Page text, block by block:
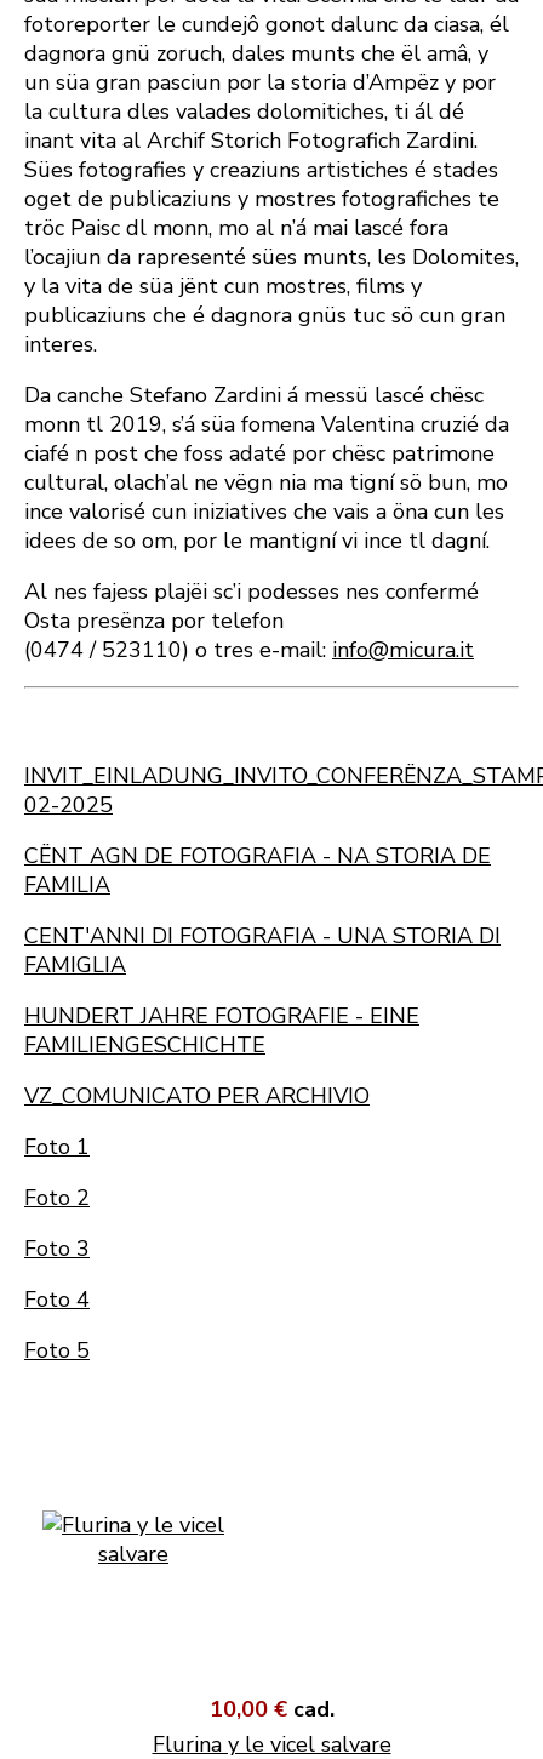
fotoreporter le cundejô gonot dalunc da ciasa, él
dagnora gnü zoruch, dales munts che ël amâ, y
un süa gran pasciun por la storia d’Ampëz y por
la cultura dles valades dolomitiches, ti ál dé
inant vita al Archif Storich Fotografich Zardini.
Sües fotografies y creaziuns artistiches é stades
oget de publicaziuns y mostres fotografiches te
tröc Paisc dl monn, mo al n’á mai lascé fora
l’ocajiun da rapresenté sües munts, les Dolomites,
y la vita de süa jënt cun mostres, films y
publicaziuns che é dagnora gnüs tuc sö cun gran
interes.
Da canche Stefano Zardini á messü lascé chësc
monn tl 2019, s’á süa fomena Valentina cruzié da
ciafé n post che foss adaté por chësc patrimone
cultural, olach’al ne vëgn nia ma tigní sö bun, mo
ince valorisé cun iniziatives che vais a öna cun les
idees de so om, por le mantigní vi ince tl dagní.
Al nes fajess plajëi sc’i podesses nes confermé
Osta presënza por telefon
(0474 / 523110) o tres e-mail: info@micura.it
02-2025
CËNT AGN DE FOTOGRAFIA - NA STORIA DE
FAMILIA
CENT'ANNI DI FOTOGRAFIA - UNA STORIA DI
FAMIGLIA
HUNDERT JAHRE FOTOGRAFIE - EINE
FAMILIENGESCHICHTE
VZ_COMUNICATO PER ARCHIVIO
Foto 1
Foto 2
Foto 3
Foto 4
Foto 5
10,00 € cad.
Flurina y le vicel salvare